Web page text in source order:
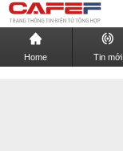
Home Tin mới